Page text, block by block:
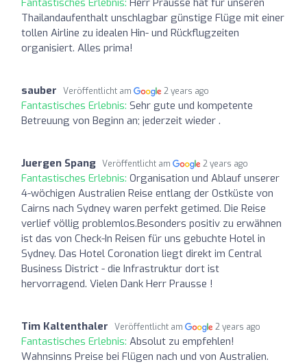
Thailandaufenthalt unschlagbar günstige Flüge mit einer
tollen Airline zu idealen Hin- und Rückflugzeiten
organisiert. Alles prima!
sauber Veröffentlicht am 2 years ago
Fantastisches Erlebnis: Sehr gute und kompetente
Betreuung von Beginn an; jederzeit wieder .
Juergen Spang Veröffentlicht am 2 years ago
Fantastisches Erlebnis: Organisation und Ablauf unserer
4-wöchigen Australien Reise entlang der Ostküste von
Cairns nach Sydney waren perfekt getimed. Die Reise
verlief völlig problemlos.Besonders positiv zu erwähnen
ist das von Check-In Reisen für uns gebuchte Hotel in
Sydney. Das Hotel Coronation liegt direkt im Central
Business District - die Infrastruktur dort ist
hervorragend. Vielen Dank Herr Prausse !
Tim Kaltenthaler Veröffentlicht am 2 years ago
Fantastisches Erlebnis: Absolut zu empfehlen!
Wahnsinns Preise bei Flügen nach und von Australien.